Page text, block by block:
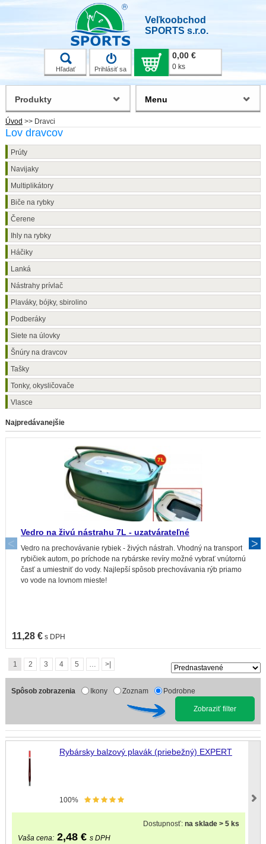
Veľkoobchod
SPORTS s.r.o.
Hľadať Prihlásiť sa
0,00 €
0 ks
Úvod >> Dravci
Lov dravcov
Prúty
Navijaky
Multiplikátory
Biče na rybky
Čerene
Ihly na rybky
Háčiky
Lanká
Nástrahy prívlač
Plaváky, bójky, sbirolino
Podberáky
Siete na úlovky
Šnúry na dravcov
Tašky
Tonky, okysličovače
Vlasce
Najpredávanejšie
Vedro na živú nástrahu 7L - uzatvárateľné
Vedro na prechovávanie rybiek - živých nástrah. Vhodný na transport
rybičiek autom, po príchode na rybárske revíry možné vybrať vnútornú
časť a umiestniť do vody. Najlepší spôsob prechovávania rýb priamo
vo vode na lovnom mieste!
11,28 € s DPH
1 2 3 4 5 … >|
Spôsob zobrazenia Ikony Zoznam Podrobne
Zobraziť filter
Rybársky balzový plavák (priebežný) EXPERT
100%
Dostupnosť:na sklade > 5 ks
Vaša cena: 2,48 € s DPH
Produkty Menu